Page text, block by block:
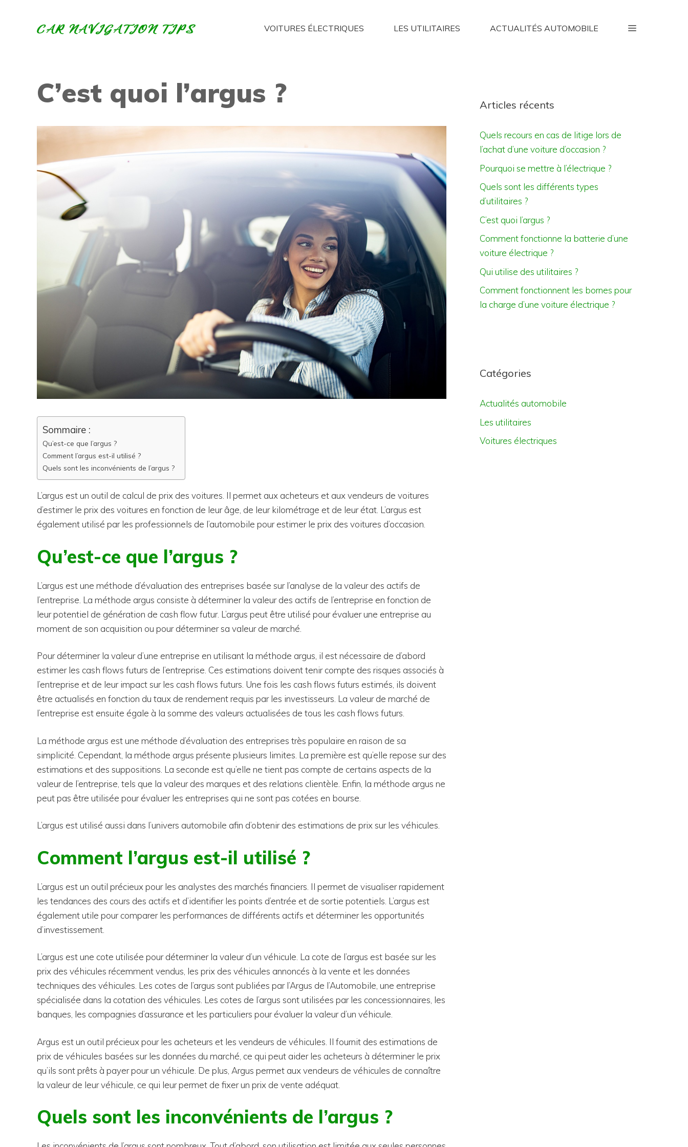
VOITURES ÉLECTRIQUES LES UTILITAIRES ACTUALITÉS AUTOMOBILE
C’est quoi l’argus ?
Sommaire :
Qu’est-ce que l’argus ?
Comment l’argus est-il utilisé ?
Quels sont les inconvénients de l’argus ?
L’argus est un outil de calcul de prix des voitures. Il permet aux acheteurs et aux vendeurs de voitures
d’estimer le prix des voitures en fonction de leur âge, de leur kilométrage et de leur état. L’argus est
également utilisé par les professionnels de l’automobile pour estimer le prix des voitures d’occasion.
Qu’est-ce que l’argus ?
L’argus est une méthode d’évaluation des entreprises basée sur l’analyse de la valeur des actifs de
l’entreprise. La méthode argus consiste à déterminer la valeur des actifs de l’entreprise en fonction de
leur potentiel de génération de cash flow futur. L’argus peut être utilisé pour évaluer une entreprise au
moment de son acquisition ou pour déterminer sa valeur de marché.
Pour déterminer la valeur d’une entreprise en utilisant la méthode argus, il est nécessaire de d’abord
estimer les cash flows futurs de l’entreprise. Ces estimations doivent tenir compte des risques associés à
l’entreprise et de leur impact sur les cash flows futurs. Une fois les cash flows futurs estimés, ils doivent
être actualisés en fonction du taux de rendement requis par les investisseurs. La valeur de marché de
l’entreprise est ensuite égale à la somme des valeurs actualisées de tous les cash flows futurs.
La méthode argus est une méthode d’évaluation des entreprises très populaire en raison de sa
simplicité. Cependant, la méthode argus présente plusieurs limites. La première est qu’elle repose sur des
estimations et des suppositions. La seconde est qu’elle ne tient pas compte de certains aspects de la
valeur de l’entreprise, tels que la valeur des marques et des relations clientèle. Enfin, la méthode argus ne
peut pas être utilisée pour évaluer les entreprises qui ne sont pas cotées en bourse.
L’argus est utilisé aussi dans l’univers automobile afin d’obtenir des estimations de prix sur les véhicules.
Comment l’argus est-il utilisé ?
L’argus est un outil précieux pour les analystes des marchés financiers. Il permet de visualiser rapidement
les tendances des cours des actifs et d’identifier les points d’entrée et de sortie potentiels. L’argus est
également utile pour comparer les performances de différents actifs et déterminer les opportunités
d’investissement.
L’argus est une cote utilisée pour déterminer la valeur d’un véhicule. La cote de l’argus est basée sur les
prix des véhicules récemment vendus, les prix des véhicules annoncés à la vente et les données
techniques des véhicules. Les cotes de l’argus sont publiées par l’Argus de l’Automobile, une entreprise
spécialisée dans la cotation des véhicules. Les cotes de l’argus sont utilisées par les concessionnaires, les
banques, les compagnies d’assurance et les particuliers pour évaluer la valeur d’un véhicule.
Argus est un outil précieux pour les acheteurs et les vendeurs de véhicules. Il fournit des estimations de
prix de véhicules basées sur les données du marché, ce qui peut aider les acheteurs à déterminer le prix
qu’ils sont prêts à payer pour un véhicule. De plus, Argus permet aux vendeurs de véhicules de connaître
la valeur de leur véhicule, ce qui leur permet de fixer un prix de vente adéquat.
Quels sont les inconvénients de l’argus ?
Articles récents
Quels recours en cas de litige lors de
l’achat d’une voiture d’occasion ?
Pourquoi se mettre à l’électrique ?
Quels sont les différents types
d’utilitaires ?
C’est quoi l’argus ?
Comment fonctionne la batterie d’une
voiture électrique ?
Qui utilise des utilitaires ?
Comment fonctionnent les bornes pour
la charge d’une voiture électrique ?
Catégories
Actualités automobile
Les utilitaires
Voitures électriques